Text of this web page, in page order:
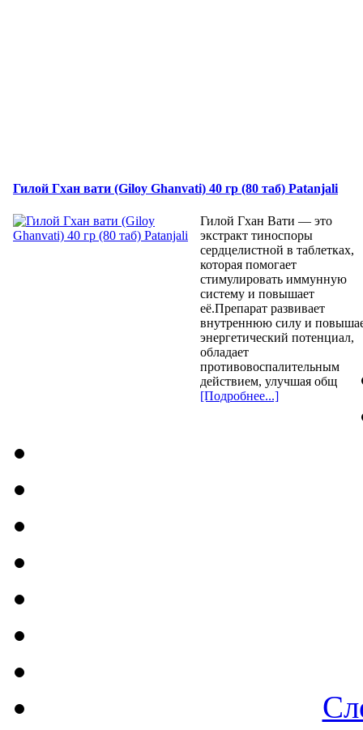
Гилой Гхан вати (Giloy Ghanvati) 40 гр (80 таб) Patanjali
Гилой Гхан Вати — это
экстракт тиноспоры
сердцелистной в таблетках,
которая помогает
стимулировать иммунную
систему и повышает
её.Препарат развивает
внутреннюю силу и
энергетический потенциал,
обладает
противовоспалительным
действием, улучшая общ
[Подробнее...]